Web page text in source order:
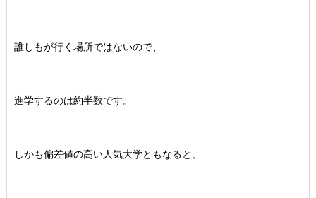
誰しもが行く場所ではないので、
進学するのは約半数です。
しかも偏差値の高い人気大学ともなると、